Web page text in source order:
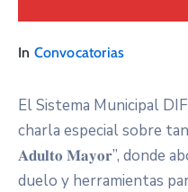
In Convocatorias
El Sistema Municipal
charla especial sobre
𝐀𝐝𝐮𝐥𝐭𝐨 𝐌𝐚𝐲𝐨𝐫”, donde
duelo y herramientas